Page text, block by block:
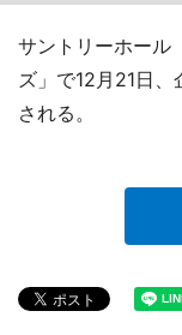
サントリーホール
ズ」で12月21日
される。